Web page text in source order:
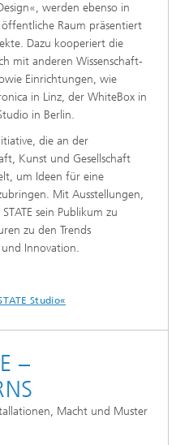
werden ebenso in
Raum präsentiert
Dazu kooperiert die
mit anderen Wissenschaft-
Einrichtungen, wie
in Linz, der WhiteBox in
in Berlin.
die an der
Kunst und Gesellschaft
um Ideen für eine
Mit Ausstellungen,
sein Publikum zu
zu den Trends
Innovation.
Studio«
–
Macht und Muster